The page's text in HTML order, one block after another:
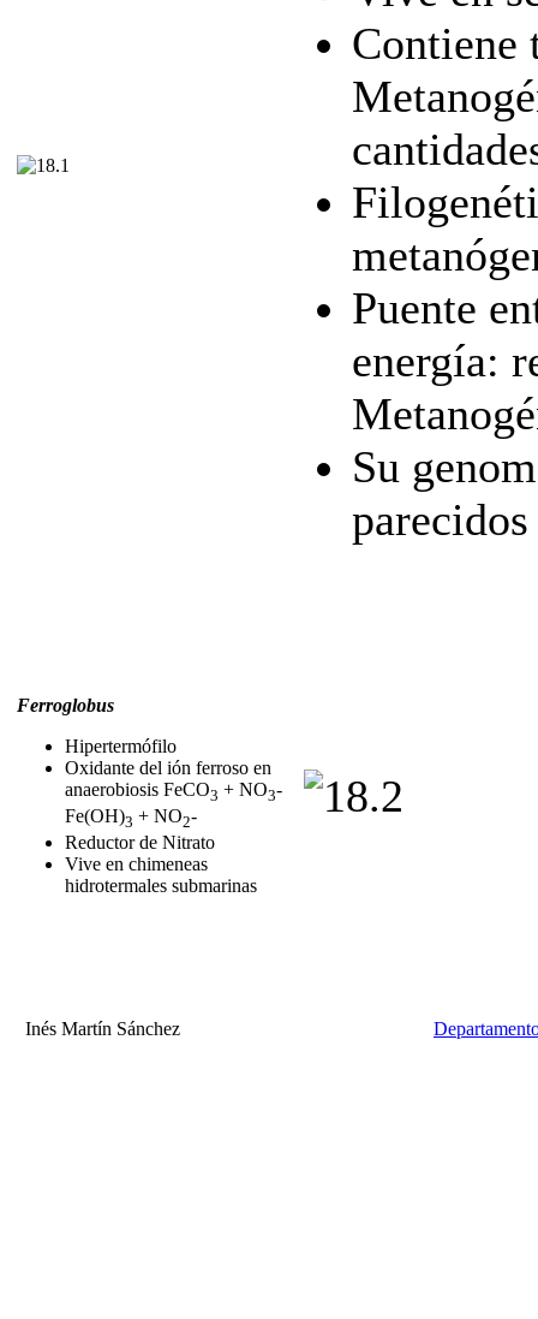
Contiene
Puente
energía:
Su
Ferroglobus
Hipertermófilo
Oxidante del ión ferroso en
anaerobiosis FeCO3 + NO3-
Fe(OH)3 + NO2-
Reductor de Nitrato
Vive en chimeneas
hidrotermales submarinas
Inés Martín Sánchez